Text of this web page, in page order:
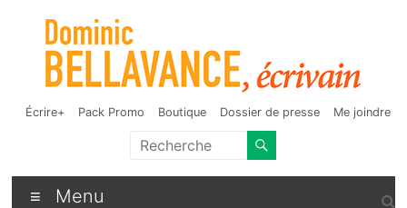
contenu
Dominic Bellavance,
écrivain
Auteur de fantasy, d'humour et d'autres bizarreries
Écrire+ Pack Promo Boutique Dossier de presse Me joindre
Menu